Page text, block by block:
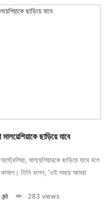
ছাড়িয়ে যাবে
মালয়েশিয়ারকে ছাড়িয়ে যাবে বলে
তিনি বলেন, ‘ওই সময়ে আমরা
283 views